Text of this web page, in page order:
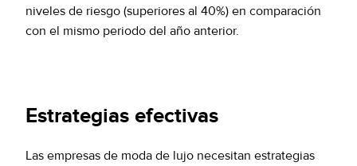
niveles de riesgo (superiores al 40%) en comparación
con el mismo periodo del año anterior.
Estrategias efectivas
Las empresas de moda de lujo necesitan estrategias